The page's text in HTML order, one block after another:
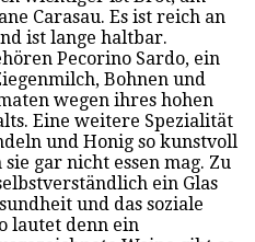
Carasau. Es ist reich an
ist lange haltbar.
Pecorino Sardo, ein
Bohnen und
wegen ihres hohen
Eine weitere Spezialität
und Honig so kunstvoll
gar nicht essen mag. Zu
ein Glas
und das soziale
lautet denn ein